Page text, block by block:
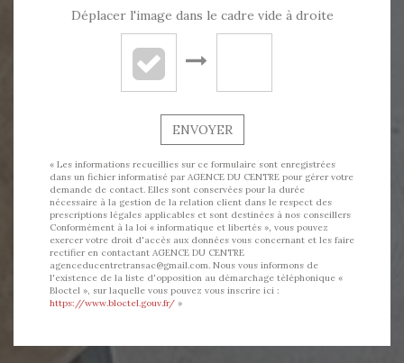
Déplacer l'image dans le cadre vide à droite
ENVOYER
« Les informations recueillies sur ce formulaire sont enregistrées
dans un fichier informatisé par AGENCE DU CENTRE pour gérer votre
demande de contact. Elles sont conservées pour la durée
nécessaire à la gestion de la relation client dans le respect des
prescriptions légales applicables et sont destinées à nos conseillers
Conformément à la loi « informatique et libertés », vous pouvez
exercer votre droit d'accès aux données vous concernant et les faire
rectifier en contactant AGENCE DU CENTRE
agenceducentretransac@gmail.com. Nous vous informons de
l'existence de la liste d'opposition au démarchage téléphonique «
Bloctel », sur laquelle vous pouvez vous inscrire ici :
https://www.bloctel.gouv.fr/ »